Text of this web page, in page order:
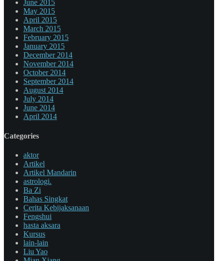
June 2015
May 2015
April 2015
March 2015
February 2015
January 2015
December 2014
November 2014
October 2014
September 2014
August 2014
July 2014
June 2014
April 2014
Categories
aktor
Artikel
Artikel Mandarin
astrologi.
Ba Zi
Bahas Singkat
Cerita Kebijaksanaan
Fengshui
hasta aksara
Kursus
lain-lain
Liu Yao